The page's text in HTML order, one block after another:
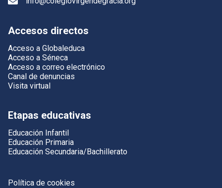
Accesos directos
Acceso a Globaleduca
Acceso a Séneca
Acceso a correo electrónico
Canal de denuncias
Visita virtual
Etapas educativas
Educación Infantil
Educación Primaria
Educación Secundaria/Bachillerato
Política de cookies